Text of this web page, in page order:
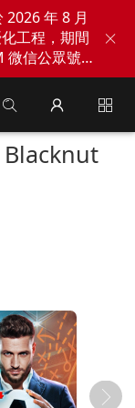
2026 年 8 月
工程，期間
微信公眾號
見諒！
Blacknut